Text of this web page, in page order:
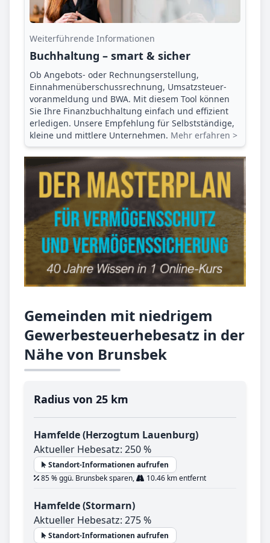
Weiterführende Informationen
Buchhaltung – smart & sicher
Ob Angebots- oder Rechnungserstellung,
Einnahmenüberschuss­rechnung, Umsatzsteuer­
voranmeldung und BWA. Mit diesem Tool können
Sie Ihre Finanz­buchhaltung einfach und effizient
erledigen. Unsere Empfehlung für Selbstständige,
kleine und mittlere Unternehmen. Mehr erfahren >
Gemeinden mit niedrigem
Gewerbesteuerhebesatz in der
Nähe von Brunsbek
Radius von 25 km
Hamfelde (Herzogtum Lauenburg)
Aktueller Hebesatz: 250 %
Standort-Informationen aufrufen
85 % ggü. Brunsbek sparen,
10.46 km entfernt
Hamfelde (Stormarn)
Aktueller Hebesatz: 275 %
Standort-Informationen aufrufen